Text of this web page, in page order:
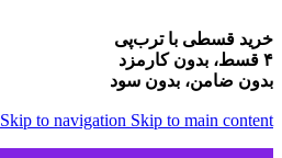
خرید قسطی با ترب‌پی
۴ قسط، بدون کارمزد
بدون ضامن، بدون سود
Skip to navigation Skip to main content